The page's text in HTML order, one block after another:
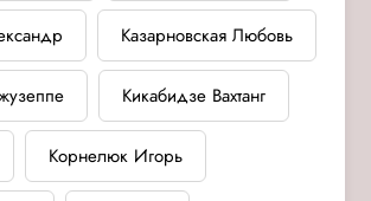
Казарновская Любовь
Кикабидзе Вахтанг
Корнелюк Игорь